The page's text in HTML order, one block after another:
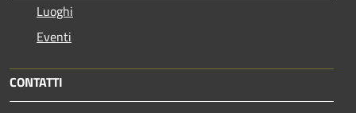
Luoghi
Eventi
CONTATTI